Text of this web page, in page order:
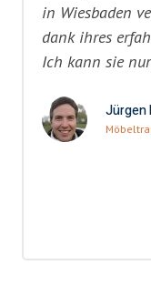
in Wiesbaden
dank ihres
Ich kann sie
Jürgen